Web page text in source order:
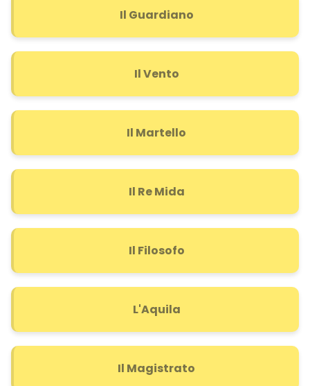
Il Guardiano
Il Vento
Il Martello
Il Re Mida
Il Filosofo
L'Aquila
Il Magistrato